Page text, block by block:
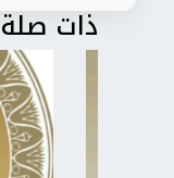
ذات صلة